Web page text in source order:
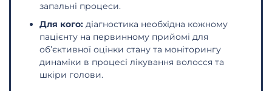
запальні процеси.
Для кого: діагностика необхідна кожному
пацієнту на первинному прийомі для
об’єктивної оцінки стану та моніторингу
динаміки в процесі лікування волосся та
шкіри голови.